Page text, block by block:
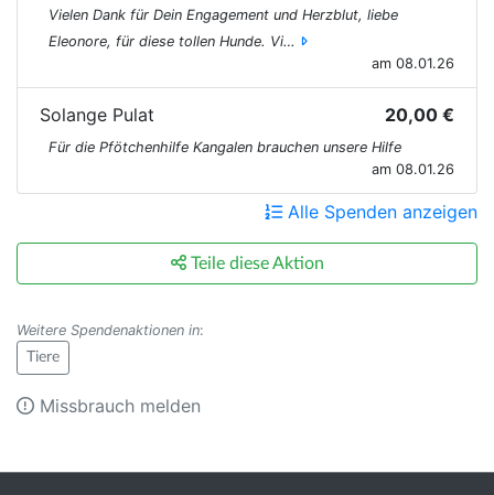
Vielen Dank für Dein Engagement und Herzblut, liebe
Eleonore, für diese tollen Hunde. Vi…
am 08.01.26
Solange Pulat 20,00 €
Für die Pfötchenhilfe Kangalen brauchen unsere Hilfe
am 08.01.26
Alle Spenden anzeigen
Teile diese Aktion
Weitere Spendenaktionen in:
Tiere
Missbrauch melden